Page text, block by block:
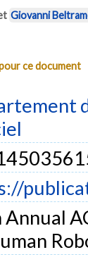
Giovanni
ce document
Annual